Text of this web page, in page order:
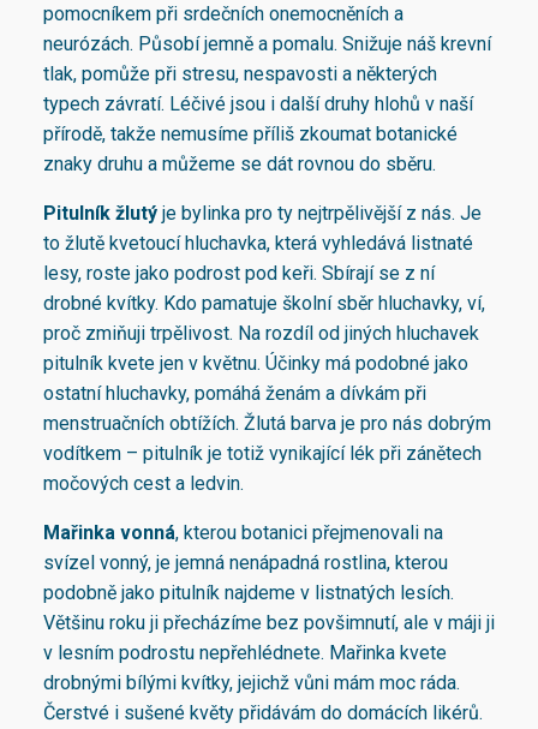
pomocníkem při srdečních onemocněních a
neurózách. Působí jemně a pomalu. Snižuje náš krevní
tlak, pomůže při stresu, nespavosti a některých
typech závratí. Léčivé jsou i další druhy hlohů v naší
přírodě, takže nemusíme příliš zkoumat botanické
znaky druhu a můžeme se dát rovnou do sběru.
Pitulník žlutý je bylinka pro ty nejtrpělivější z nás. Je
to žlutě kvetoucí hluchavka, která vyhledává listnaté
lesy, roste jako podrost pod keři. Sbírají se z ní
drobné kvítky. Kdo pamatuje školní sběr hluchavky, ví,
proč zmiňuji trpělivost. Na rozdíl od jiných hluchavek
pitulník kvete jen v květnu. Účinky má podobné jako
ostatní hluchavky, pomáhá ženám a dívkám při
menstruačních obtížích. Žlutá barva je pro nás dobrým
vodítkem – pitulník je totiž vynikající lék při zánětech
močových cest a ledvin.
Mařinka vonná, kterou botanici přejmenovali na
svízel vonný, je jemná nenápadná rostlina, kterou
podobně jako pitulník najdeme v listnatých lesích.
Většinu roku ji přecházíme bez povšimnutí, ale v máji ji
v lesním podrostu nepřehlédnete. Mařinka kvete
drobnými bílými kvítky, jejichž vůni mám moc ráda.
Čerstvé i sušené květy přidávám do domácích likérů.